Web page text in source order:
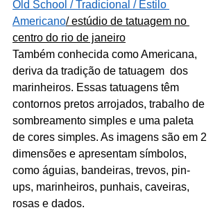
Old School / Tradicional / Estilo
Americano/ estúdio de tatuagem no
centro do rio de janeiro
Também conhecida como Americana,
deriva da tradição de tatuagem  dos
marinheiros. Essas tatuagens têm
contornos pretos arrojados, trabalho de
sombreamento simples e uma paleta
de cores simples. As imagens são em 2
dimensões e apresentam símbolos,
como águias, bandeiras, trevos, pin-
ups, marinheiros, punhais, caveiras,
rosas e dados.